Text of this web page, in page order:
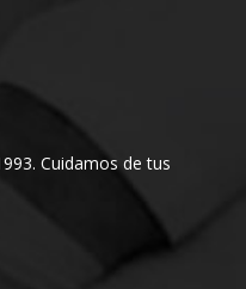
Cuidamos de tus